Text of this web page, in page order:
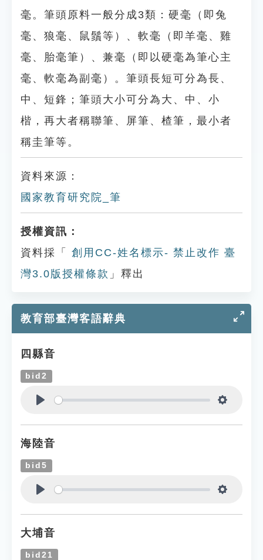
毫。筆頭原料一般分成3類：硬毫（即兔
毫、狼毫、鼠鬚等）、軟毫（即羊毫、雞
毫、胎毫筆）、兼毫（即以硬毫為筆心主
毫、軟毫為副毫）。筆頭長短可分為長、
中、短鋒；筆頭大小可分為大、中、小
楷，再大者稱聯筆、屏筆、楂筆，最小者
稱圭筆等。
資料來源：
國家教育研究院_筆
授權資訊：
資料採「
創用CC-姓名標示- 禁止改作 臺
灣3.0版授權條款 」釋出
教育部臺灣客語辭典
四縣音
bid2
海陸音
bid5
大埔音
bid21